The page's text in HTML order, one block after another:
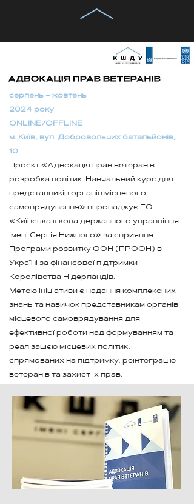
серпень – жовтень
2024 року
ONLINE/OFFLINE
м. Київ, вул. Добровольчих батальйонів,
10
Проєкт «Адвокація прав ветеранів:
розробка політик. Навчальний курс для
представників органів місцевого
самоврядування» впроваджує ГО
«Київська школа державного управління
імені Сергія Нижного» за сприяння
Програми розвитку ООН (ПРООН) в
Україні за фінансової підтримки
Королівства Нідерландів.
Метою ініціативи є надання комплексних
знань та навичок представникам органів
місцевого самоврядування для
ефективної роботи над формуванням та
реалізацією місцевих політик,
спрямованих на підтримку, реінтеграцію
ветеранів та захист їх прав.